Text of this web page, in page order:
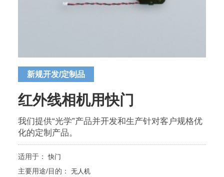
新规开发/定制品
红外线相机用快门
我们提供“光学”产品并开发和生产针对客户规格优
化的定制产品。
适用于：快门
主要用途/目的： 无人机